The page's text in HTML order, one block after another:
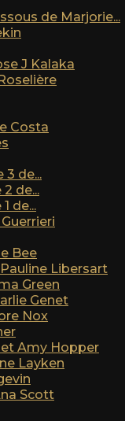
de Marjorie...
J Kalaka
Costa
de...
de...
de...
Bee
Libersart
Green
Genet
Nox
Amy Hopper
Layken
Scott